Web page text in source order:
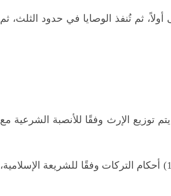
ثم تُنفذ الوصايا في حدود الثلث، ثم
توزيع الإرث وفقًا للأنصبة الشرعية مع
: ينظم قانون المواريث المصري (القانون رقم 77 لسنة 1943) أحكام التركات وفقًا للشريعة الإسلامية،